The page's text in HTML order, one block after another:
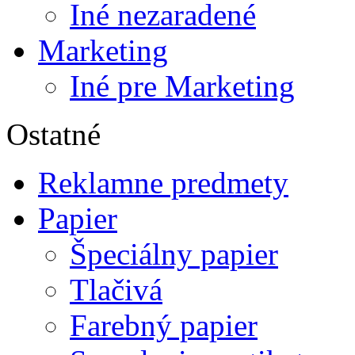
Iné nezaradené
Marketing
Iné pre Marketing
Ostatné
Reklamne predmety
Papier
Špeciálny papier
Tlačivá
Farebný papier